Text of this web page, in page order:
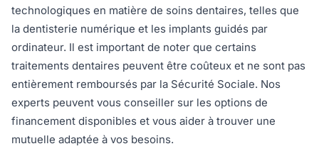
technologiques en matière de soins dentaires, telles que
la dentisterie numérique et les implants guidés par
ordinateur. Il est important de noter que certains
traitements dentaires peuvent être coûteux et ne sont pas
entièrement remboursés par la Sécurité Sociale. Nos
experts peuvent vous conseiller sur les options de
financement disponibles et vous aider à trouver une
mutuelle adaptée à vos besoins.